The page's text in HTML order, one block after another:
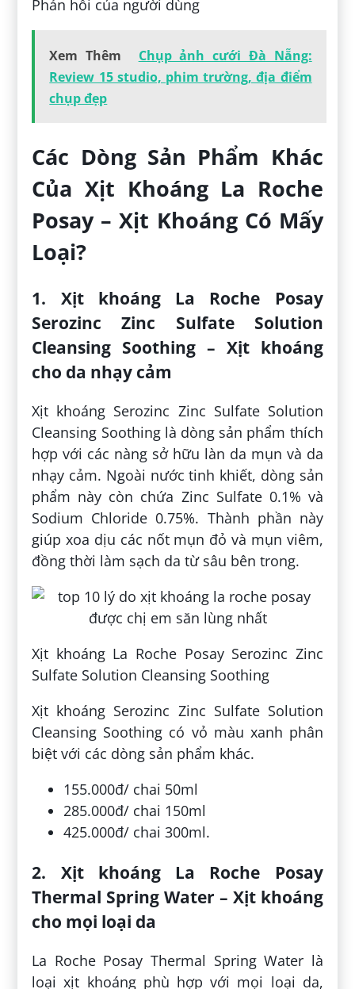
Phản hồi của người dùng
Xem Thêm
Chụp ảnh cưới Đà Nẵng:
Review 15 studio, phim trường, địa điểm
chụp đẹp
Các Dòng Sản Phẩm Khác
Của Xịt Khoáng La Roche
Posay – Xịt Khoáng Có Mấy
Loại?
1. Xịt khoáng La Roche Posay
Serozinc Zinc Sulfate Solution
Cleansing Soothing – Xịt khoáng
cho da nhạy cảm
Xịt khoáng Serozinc Zinc Sulfate Solution
Cleansing Soothing là dòng sản phẩm thích
hợp với các nàng sở hữu làn da mụn và da
nhạy cảm. Ngoài nước tinh khiết, dòng sản
phẩm này còn chứa Zinc Sulfate 0.1% và
Sodium Chloride 0.75%. Thành phần này
giúp xoa dịu các nốt mụn đỏ và mụn viêm,
đồng thời làm sạch da từ sâu bên trong.
Xịt khoáng La Roche Posay Serozinc Zinc
Sulfate Solution Cleansing Soothing
Xịt khoáng Serozinc Zinc Sulfate Solution
Cleansing Soothing có vỏ màu xanh phân
biệt với các dòng sản phẩm khác.
155.000đ/ chai 50ml
285.000đ/ chai 150ml
425.000đ/ chai 300ml.
2. Xịt khoáng La Roche Posay
Thermal Spring Water – Xịt khoáng
cho mọi loại da
La Roche Posay Thermal Spring Water là
loại xịt khoáng phù hợp với mọi loại da,